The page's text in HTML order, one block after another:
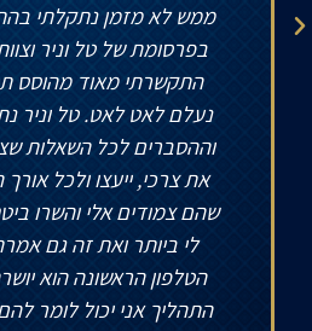
ממש לא מזמן נתקלתי
התקשרתי מאוד מהוסס
נעלם לאט לאט. טל וניר
וההסברים לכל השאלות
את צרכי, ייעצו ולכל
שהם צמודים אלי והשרו
לי ביותר ואת זה גם
הטלפון הראשונה הוא
התהליך אני יכול לומר